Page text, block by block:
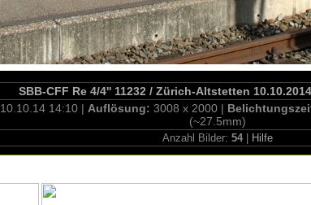
SBB-CFF Re 4/4'' 11232 / Zürich-Altstetten 10.10.2014
10.10.14 14:10 | Auflösung: 3008 x 2000 |
(~27.5mm)
Anzahl Bilder: 54 Hilfe